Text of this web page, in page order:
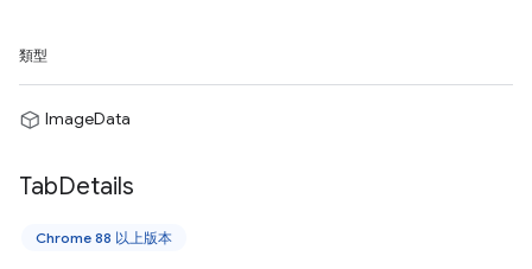
類型
ImageData
TabDetails
Chrome 88 以上版本